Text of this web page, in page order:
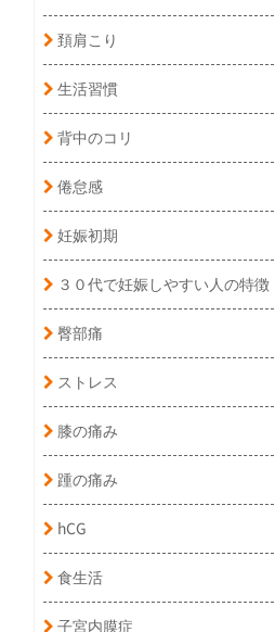
頚肩こり
生活習慣
背中のコリ
倦怠感
妊娠初期
３０代で妊娠しやすい人の特徴
臀部痛
ストレス
膝の痛み
踵の痛み
hCG
食生活
子宮内膜症